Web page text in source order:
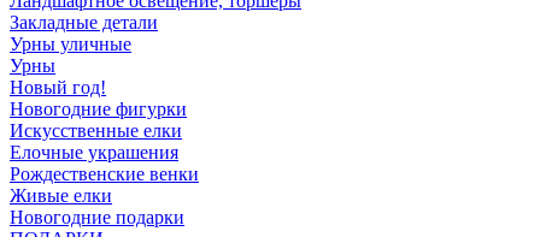
Закладные детали
Урны уличные
Урны
Новый год!
Новогодние фигурки
Искусственные елки
Елочные украшения
Рождественские венки
Живые елки
Новогодние подарки